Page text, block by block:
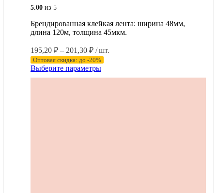
5.00 из 5
Брендированная клейкая лента: ширина 48мм,
длина 120м, толщина 45мкм.
195,20 ₽ – 201,30 ₽Диапазон
цен:
195,20 ₽
–
/ шт.
Оптовая скидка: до -20%
Выберите параметрыЭтот
товар